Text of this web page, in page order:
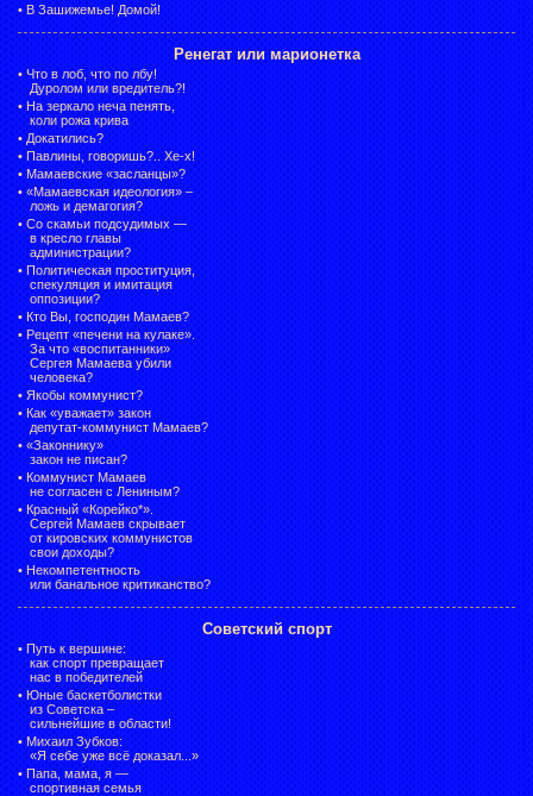
• В Зашижемье! Домой!
Ренегат или марионетка
• Что в лоб, что по лбу!
Дуролом или вредитель?!
• На зеркало неча пенять,
коли рожа крива
• Докатились?
• Павлины, говоришь?.. Хе-х!
• Мамаевские «засланцы»?
• «Мамаевская идеология» –
ложь и демагогия?
• Со скамьи подсудимых —
в кресло главы
администрации?
• Политическая проституция,
спекуляция и имитация
оппозиции?
• Кто Вы, господин Мамаев?
• Рецепт «печени на кулаке».
За что «воспитанники»
Сергея Мамаева убили
человека?
• Якобы коммунист?
• Как «уважает» закон
депутат-коммунист Мамаев?
• «Законнику»
закон не писан?
• Коммунист Мамаев
не согласен с Лениным?
• Красный «Корейко*».
Сергей Мамаев скрывает
от кировских коммунистов
свои доходы?
• Некомпетентность
или банальное критиканство?
Советский спорт
• Путь к вершине:
как спорт превращает
нас в победителей
• Юные баскетболистки
из Советска –
сильнейшие в области!
• Михаил Зубков:
«Я себе уже всё доказал...»
• Папа, мама, я —
спортивная семья